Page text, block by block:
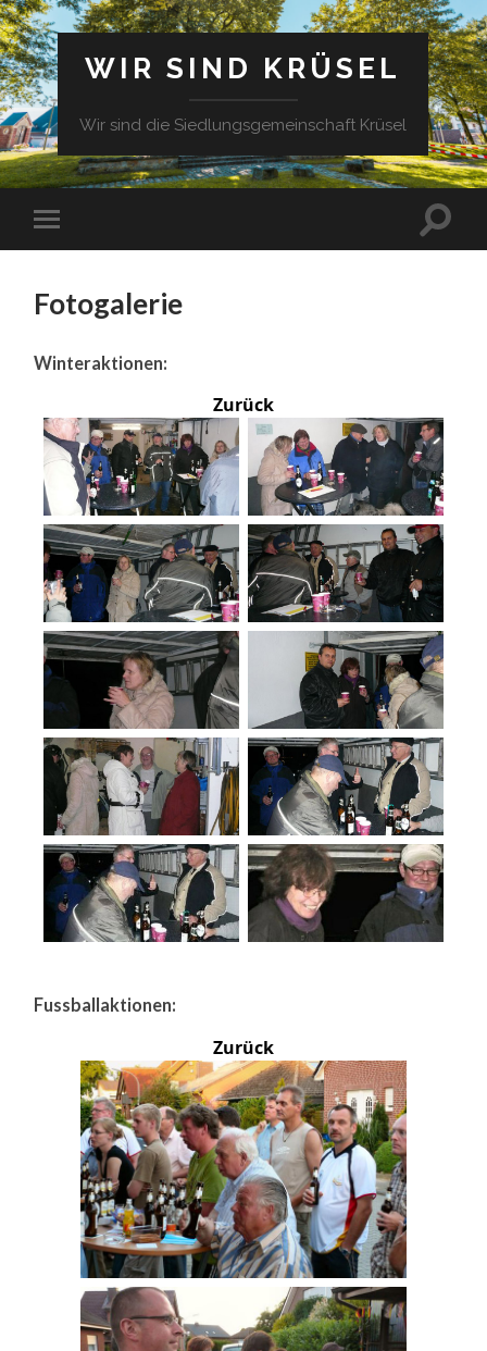
WIR SIND KRÜSEL
Wir sind die Siedlungsgemeinschaft Krüsel
Fotogalerie
Winteraktionen:
Zurück
Fussballaktionen:
Zurück